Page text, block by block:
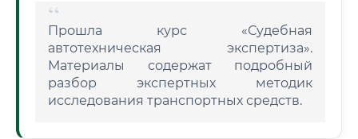
Прошла курс «Судебная
автотехническая экспертиза».
Материалы содержат подробный
разбор экспертных методик
исследования транспортных средств.